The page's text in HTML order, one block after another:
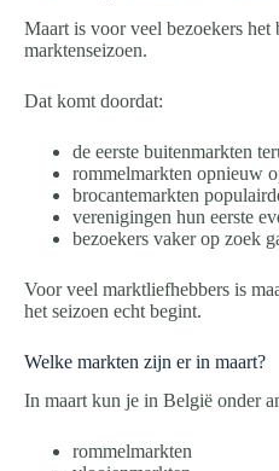
Maart is voor veel bezoekers het
marktenseizoen.
Dat komt doordat:
de eerste buitenmarkten
rommelmarkten opnieuw
brocantemarkten
verenigingen hun eerste
bezoekers vaker op zoek
Voor veel marktliefhebbers is
het seizoen echt begint.
Welke markten zijn er in maart?
In maart kun je in België onder
rommelmarkten